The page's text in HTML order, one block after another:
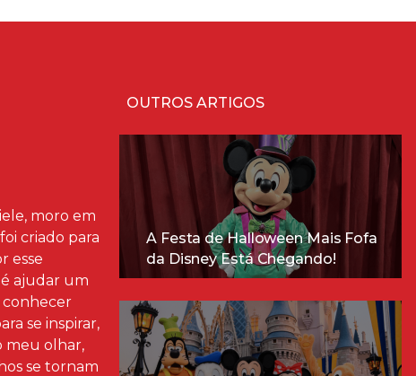
moro em
criado para
esse
ajudar um
se inspirar,
meu olhar,
se tornam
OUTROS ARTIGOS
A Festa de Halloween Mais Fofa
da Disney Está Chegando!